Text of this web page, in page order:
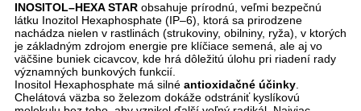
INOSITOL–HEXA STAR obsahuje prírodnú, veľmi bezpečnú
látku Inozitol Hexaphosphate (IP–6), ktorá sa prirodzene
nachádza nielen v rastlinách (strukoviny, obilniny, ryža), v ktorých
je základným zdrojom energie pre klíčiace semená, ale aj vo
väčšine buniek cicavcov, kde hrá dôležitú úlohu pri riadení rady
významných bunkových funkcií.
Inositol Hexaphosphate má silné antioxidačné účinky.
Chelátová väzba so železom dokáže odstrániť kyslíkovú